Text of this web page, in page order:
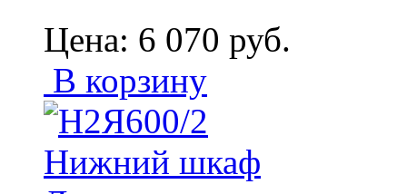
Цена: 6 070 руб.
В корзину